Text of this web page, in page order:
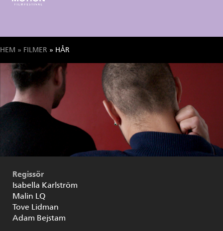
Du är här
HEM » FILMER » HÅR
Regissör
Isabella Karlström
Malin LQ
Tove Lidman
Adam Bejstam